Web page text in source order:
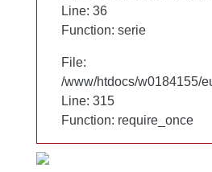
Line: 36
Function: serie
File:
/www/htdocs/w0184155/
Line: 315
Function: require_once
Line: 36
Function: serie
File:
/www/htdocs/w0184155/
Line: 315
Function: require_once